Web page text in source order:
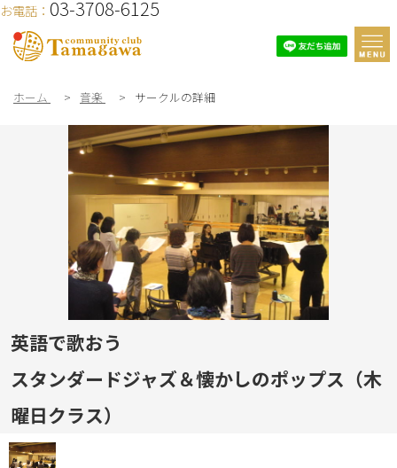
お電話： 03-3708-6125
ホーム > 音楽 > サークルの詳細
英語で歌おう
スタンダードジャズ＆懐かしのポップス（木
曜日クラス）